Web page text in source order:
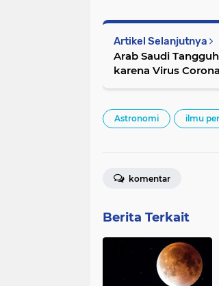
Artikel Selanjutnya
Arab Saudi
karena Virus Corona
Astronomi ilmu
komentar
Berita Terkait